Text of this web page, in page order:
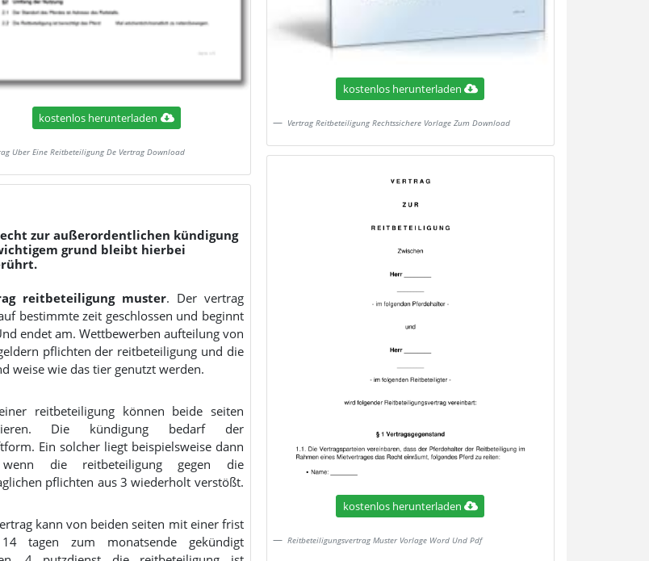
kostenlos herunterladen
Uber Eine Reitbeteiligung De Vertrag Download
zur außerordentlichen kündigung
grund bleibt hierbei
reitbeteiligung muster. Der vertrag
bestimmte zeit geschlossen und beginnt
pflichten der reitbeteiligung und die
weise wie das tier genutzt werden.
reitbeteiligung können beide seiten
bedarf der
beispielsweise dann
die reitbeteiligung gegen die
pflichten aus 3 wiederholt verstößt.
kann von beiden seiten mit einer frist
tagen zum monatsende gekündigt
kostenlos herunterladen
Vertrag Reitbeteiligung Rechtssichere Vorlage Zum Download
kostenlos herunterladen
Reitbeteiligungsvertrag Muster Vorlage Word Und Pdf